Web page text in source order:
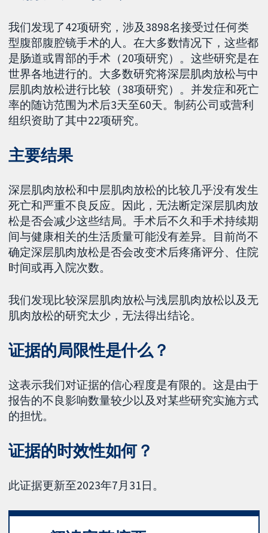
我们发现了42项研究，涉及3898名接受过任何类
型腹部腹腔镜手术的人。在大多数情况下，这些都
是肠道或胃部的手术（20项研究）。这些研究是在
世界各地进行的。大多数研究将深层肌肉放松与中
层肌肉放松进行比较（38项研究）。并发症和死亡
率的随访范围为术后3天至60天。制药公司或营利
组织资助了其中22项研究。
主要结果
深层肌肉放松和中层肌肉放松的比较几乎没有发生
死亡和严重不良反应。因此，无法断定深层肌肉放
松是否会减少这些结局。手术后不久和手术持续期
间与健康相关的生活质量可能没有差异。目前尚不
确定深层肌肉放松是否会改变术后疼痛评分、住院
时间或再入院次数。
我们发现比较深层肌肉放松与浅层肌肉放松以及无
肌肉放松的研究太少，无法得出结论。
证据的局限性是什么？
这表示我们对证据的信心程度是有限的。这是由于
报告的不良影响数量较少以及对某些研究实施方式
的担忧。
证据的时效性如何？
此证据更新至2023年7月31日。